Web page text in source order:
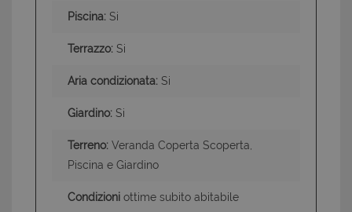
Piscina: Si
Terrazzo: Si
Aria condizionata: Si
Giardino: Si
Terreno: Veranda Coperta Scoperta,
Piscina e Giardino
Condizioni ottime subito abitabile